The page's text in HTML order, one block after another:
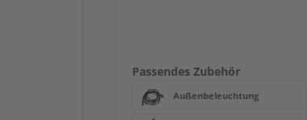
Passendes Zubehör
Außenbeleuchtung